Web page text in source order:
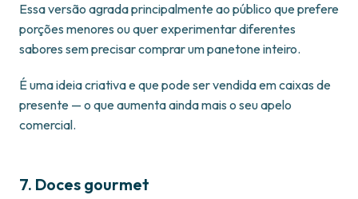
Essa versão agrada principalmente ao público que prefere
porções menores ou quer experimentar diferentes
sabores sem precisar comprar um panetone inteiro.
É uma ideia criativa e que pode ser vendida em caixas de
presente — o que aumenta ainda mais o seu apelo
comercial.
7. Doces gourmet